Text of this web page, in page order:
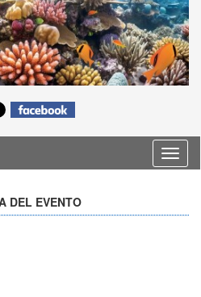
Idioma
DEL EVENTO